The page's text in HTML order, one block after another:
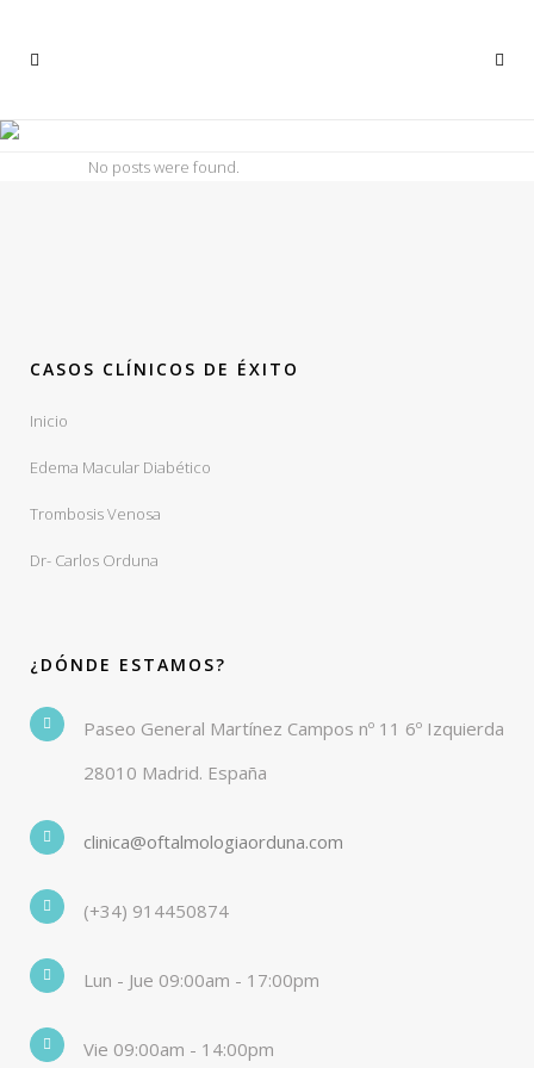
No posts were found.
CASOS CLÍNICOS DE ÉXITO
Inicio
Edema Macular Diabético
Trombosis Venosa
Dr- Carlos Orduna
¿DÓNDE ESTAMOS?
Paseo General Martínez Campos nº 11 6º Izquierda
28010 Madrid. España
clinica@oftalmologiaorduna.com
(+34) 914450874
Lun - Jue 09:00am - 17:00pm
Vie 09:00am - 14:00pm